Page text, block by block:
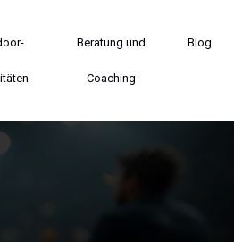
Beratung und
Coaching
Blog